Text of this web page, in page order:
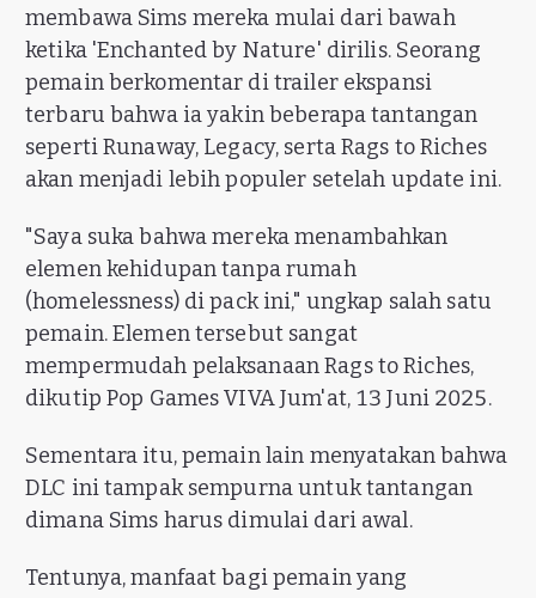
membawa Sims mereka mulai dari bawah
ketika 'Enchanted by Nature' dirilis. Seorang
pemain berkomentar di trailer ekspansi
terbaru bahwa ia yakin beberapa tantangan
seperti Runaway, Legacy, serta Rags to Riches
akan menjadi lebih populer setelah update ini.
"Saya suka bahwa mereka menambahkan
elemen kehidupan tanpa rumah
(homelessness) di pack ini," ungkap salah satu
pemain. Elemen tersebut sangat
mempermudah pelaksanaan Rags to Riches,
dikutip Pop Games VIVA Jum'at, 13 Juni 2025.
Sementara itu, pemain lain menyatakan bahwa
DLC ini tampak sempurna untuk tantangan
dimana Sims harus dimulai dari awal.
Tentunya, manfaat bagi pemain yang